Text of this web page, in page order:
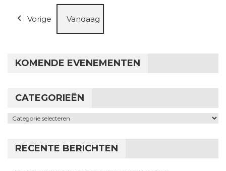
Vorige Vandaag
KOMENDE EVENEMENTEN
CATEGORIEËN
Categorieën
RECENTE BERICHTEN